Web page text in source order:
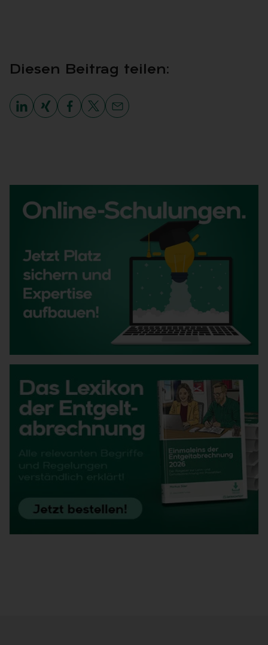
Die­sen Bei­trag tei­len: